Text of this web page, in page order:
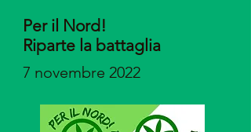
Per il Nord!
Riparte la battaglia
7 novembre 2022